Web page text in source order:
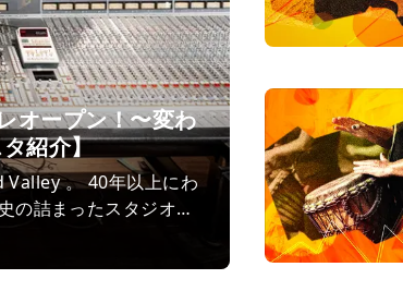
オープン！〜変わ
紹介】
Valley 。 40年以上にわ
の詰まったスタジオで
故の被害に遭い、営